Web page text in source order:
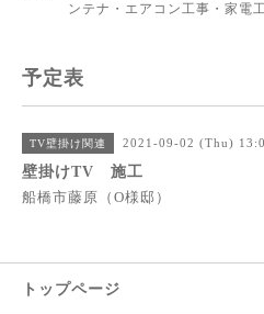
ンテナ・エアコン工事・家電
予定表
TV壁掛け関連 2021-09-02 (Thu)
壁掛けTV 施工
船橋市藤原（O様邸）
トップページ